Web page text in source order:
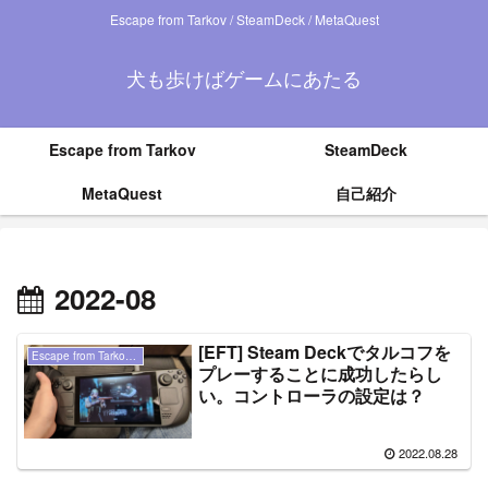
Escape from Tarkov / SteamDeck / MetaQuest
犬も歩けばゲームにあたる
Escape from Tarkov
SteamDeck
MetaQuest
自己紹介
2022-08
Escape from Tarkov（ タルコフ ）
[EFT] Steam Deckでタルコフを
プレーすることに成功したらし
い。コントローラの設定は？
2022.08.28